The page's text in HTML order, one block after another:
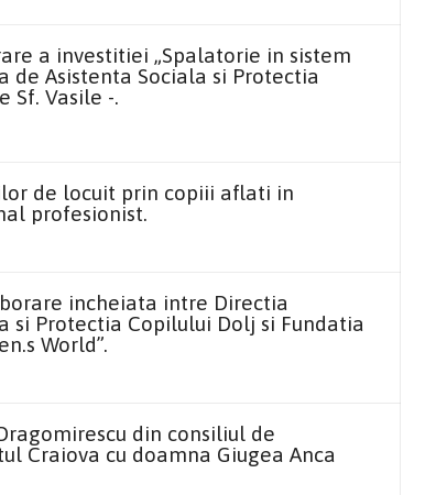
a investitiei „Spalatorie in sistem
de Asistenta Sociala si Protectia
Sf. Vasile -.
de locuit prin copiii aflati in
profesionist.
incheiata intre Directia
si Protectia Copilului Dolj si Fundatia
World”.
din consiliul de
Craiova cu doamna Giugea Anca